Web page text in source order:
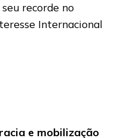
recorde no
Internacional
e mobilização